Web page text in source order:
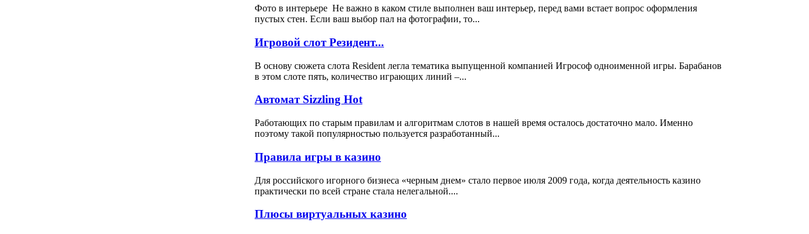
Фото в интерьере Не важно в каком стиле выполнен ваш интерьер, перед вами встает вопрос оформления
пустых стен. Если ваш выбор пал на фотографии, то...
Игровой слот Резидент...
В основу сюжета слота Resident легла тематика выпущенной компанией Игрософ одноименной игры. Барабанов
в этом слоте пять, количество играющих линий –...
Автомат Sizzling Hot
Работающих по старым правилам и алгоритмам слотов в нашей время осталось достаточно мало. Именно
поэтому такой популярностью пользуется разработанный...
Правила игры в казино
Для российского игорного бизнеса «черным днем» стало первое июля 2009 года, когда деятельность казино
практически по всей стране стала нелегальной....
Плюсы виртуальных казино